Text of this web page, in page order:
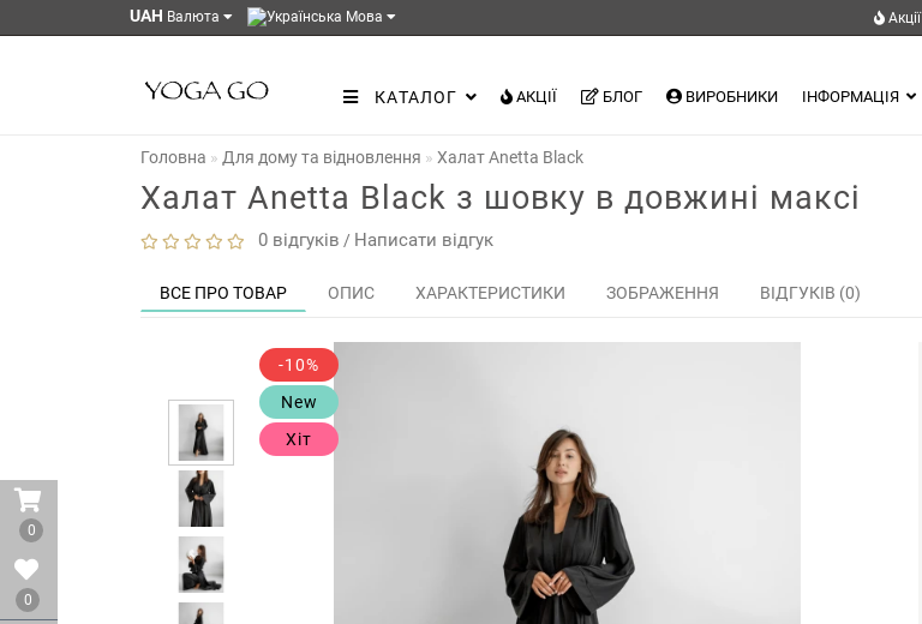
0
0
UAH Валюта Мова Акції
КАТАЛОГ АКЦІЇ БЛОГ ВИРОБНИКИ ІНФОРМАЦІЯ
Головна Для дому та відновлення Халат Anetta Black
Халат Anetta Black з шовку в довжині максі
0 відгуків / Написати відгук
ВСЕ ПРО ТОВАР ОПИС ХАРАКТЕРИСТИКИ ЗОБРАЖЕННЯ ВІДГУКІВ (0)
-10%
New
Хіт